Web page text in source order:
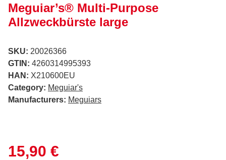
Meguiar’s® Multi-Purpose
Allzweckbürste large
SKU: 20026366
GTIN: 4260314995393
HAN: X210600EU
Category: Meguiar's
Manufacturers: Meguiars
15,90 €